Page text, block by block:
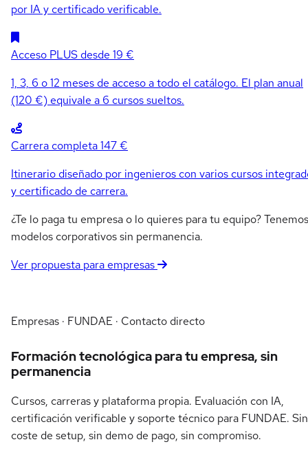
por IA y certificado verificable.
Acceso PLUS desde 19 €
1, 3, 6 o 12 meses de acceso a todo el catálogo. El plan anual
(120 €) equivale a 6 cursos sueltos.
Carrera completa147 €
Itinerario diseñado por ingenieros con varios cursos
y certificado de carrera.
¿Te lo paga tu empresa o lo quieres para tu equipo? Tenemos
modelos corporativos sin permanencia.
Ver propuesta para empresas
Empresas · FUNDAE · Contacto directo
Formación tecnológica para tu empresa, sin
permanencia
Cursos, carreras y plataforma propia. Evaluación con IA,
certificación verificable y soporte técnico para FUNDAE. Sin
coste de setup, sin demo de pago, sin compromiso.